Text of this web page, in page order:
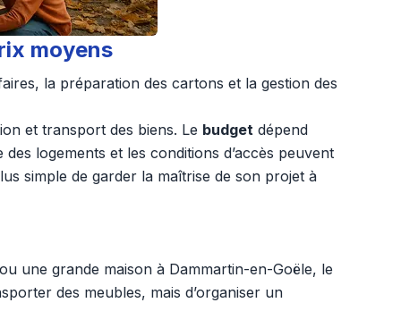
moyens
la préparation des cartons et la gestion des
et transport des biens. Le budget dépend
logements et les conditions d’accès peuvent
simple de garder la maîtrise de son projet à
une grande maison à Dammartin-en-Goële, le
des meubles, mais d’organiser un